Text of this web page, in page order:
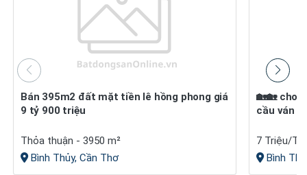
Bán 395m2 đất mặt tiền lê hồng phong giá
9 tỷ 900 triệu
Thỏa thuận - 3950 m²
Bình Thủy, Cần Thơ
🏡🏡 cho thuê nhà nguyên căn – gần chợ
cầu ván
7 Triệu/
Bình